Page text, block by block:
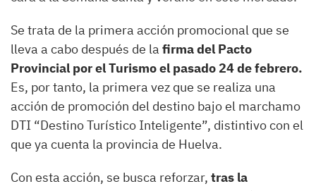
Se trata de la primera acción promocional que se
lleva a cabo después de la firma del Pacto
Provincial por el Turismo el pasado 24 de febrero.
Es, por tanto, la primera vez que se realiza una
acción de promoción del destino bajo el marchamo
DTI “Destino Turístico Inteligente”, distintivo con el
que ya cuenta la provincia de Huelva.
Con esta acción, se busca reforzar, tras la